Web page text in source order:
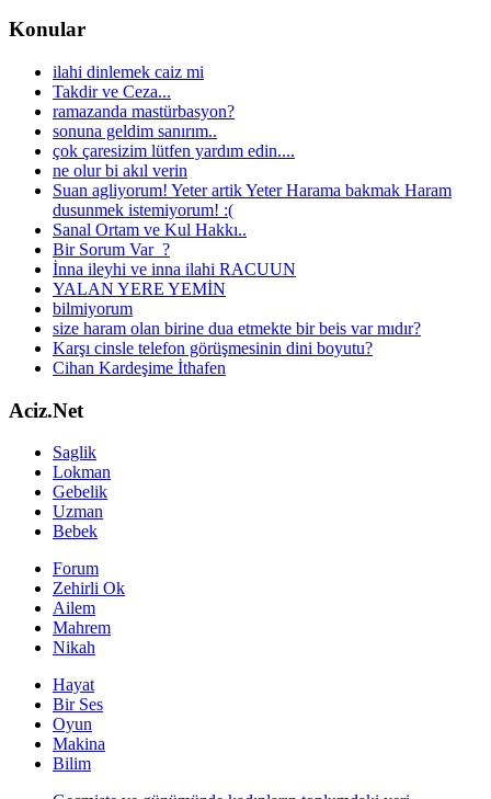
Konular
ilahi dinlemek caiz mi
Takdir ve Ceza...
ramazanda mastürbasyon?
sonuna geldim sanırım..
çok çaresizim lütfen yardım edin....
ne olur bi akıl verin
Suan agliyorum! Yeter artik Yeter Harama bakmak Haram
dusunmek istemiyorum! :(
Sanal Ortam ve Kul Hakkı..
Bir Sorum Var_?
İnna ileyhi ve inna ilahi RACUUN
YALAN YERE YEMİN
bilmiyorum
size haram olan birine dua etmekte bir beis var mıdır?
Karşı cinsle telefon görüşmesinin dini boyutu?
Cihan Kardeşime İthafen
Aciz.Net
Saglik
Lokman
Gebelik
Uzman
Bebek
Forum
Zehirli Ok
Ailem
Mahrem
Nikah
Hayat
Bir Ses
Oyun
Makina
Bilim